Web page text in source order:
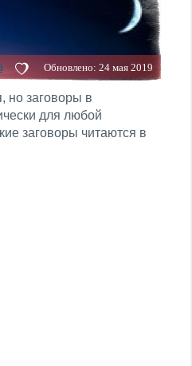
Обновлено: 24 мая 2019
но заговоры в
для любой
заговоры читаются в